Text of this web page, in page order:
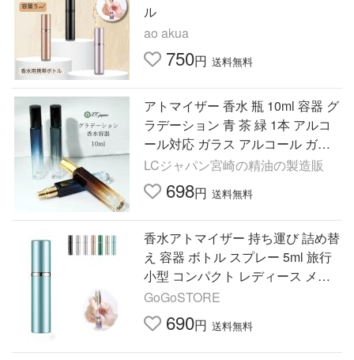
ル
ao akua
750円 送料無料
アトマイザー 香水 瓶 10ml 容器 グ
ラデーション 青 茶 緑 1本 アルコ
ール対応 ガラス アルコール ガラ
ス製 爆買
LCジャパン宮崎の精油の製造販
698円 送料無料
香水アトマイザー 持ち運び 詰め替
え 容器 ボトル スプレー 5ml 旅行
小型 コンパクト レディース メン
ズ
GoGoSTORE
690円 送料無料